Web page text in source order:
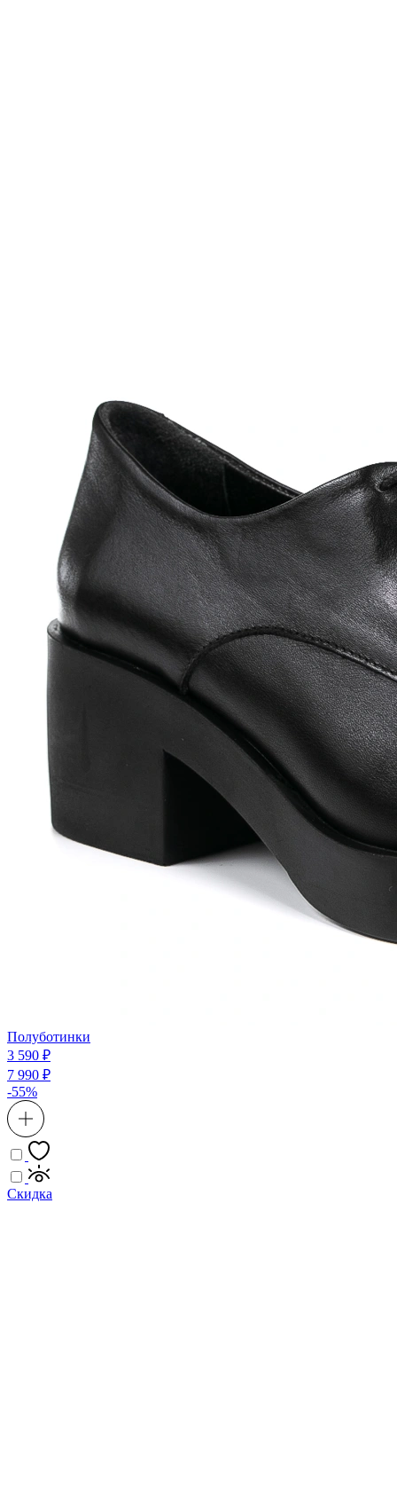
Полуботинки
3 590 ₽
7 990 ₽
-55%
Скидка